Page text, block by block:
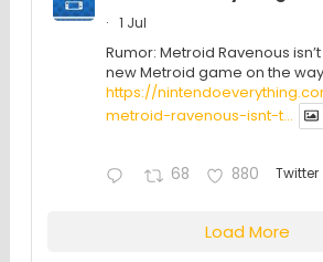
·
1 Jul
Rumor: Metroid Ravenous
new Metroid game on the way
https://
metroid-ravenous-isnt-t...
68 880 Twitter
Load More